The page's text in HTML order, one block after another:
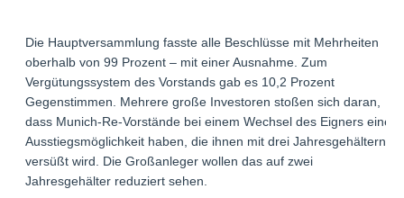
Die Hauptversammlung fasste alle Beschlüsse mit Mehrheiten
oberhalb von 99 Prozent – mit einer Ausnahme. Zum
Vergütungssystem des Vorstands gab es 10,2 Prozent
Gegenstimmen. Mehrere große Investoren stoßen sich daran,
dass Munich-Re-Vorstände bei einem Wechsel des Eigners eine
Ausstiegsmöglichkeit haben, die ihnen mit drei Jahresgehältern
versüßt wird. Die Großanleger wollen das auf zwei
Jahresgehälter reduziert sehen.